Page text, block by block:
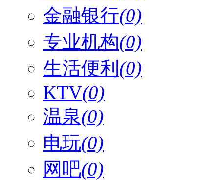
金融银行(0)
专业机构(0)
生活便利 (0)
KTV(0)
温泉(0)
电玩(0)
网吧(0)